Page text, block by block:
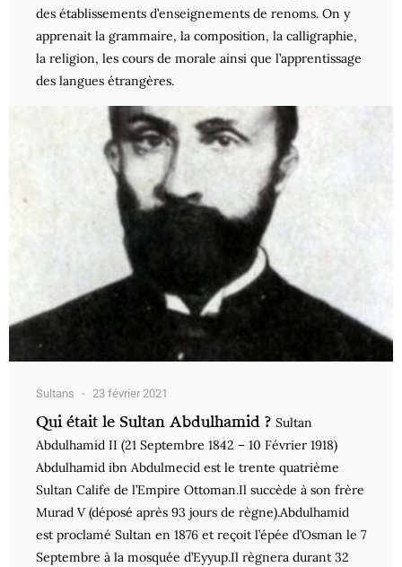
des établissements d’enseignements de renoms. On y
apprenait la grammaire, la composition, la calligraphie,
la religion, les cours de morale ainsi que l’apprentissage
des langues étrangères.
Sultans 23 février 2021
Qui était le Sultan Abdulhamid ? Sultan
Abdulhamid II (21 Septembre 1842 – 10 Février 1918)
Abdulhamid ibn Abdulmecid est le trente quatrième
Sultan Calife de l’Empire Ottoman.Il succède à son frère
Murad V (déposé après 93 jours de règne).Abdulhamid
est proclamé Sultan en 1876 et reçoit l’épée d’Osman le 7
Septembre à la mosquée d’Eyyup.Il règnera durant 32